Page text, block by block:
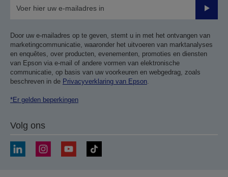
Door uw e-mailadres op te geven, stemt u in met het ontvangen van
marketingcommunicatie, waaronder het uitvoeren van marktanalyses
en enquêtes, over producten, evenementen, promoties en diensten
van Epson via e-mail of andere vormen van elektronische
communicatie, op basis van uw voorkeuren en webgedrag, zoals
beschreven in de Privacyverklaring van Epson.
*Er gelden beperkingen
Volg ons